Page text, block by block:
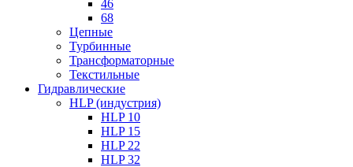
46
68
Цепные
Турбинные
Трансформаторные
Текстильные
Гидравлические
HLP (индустрия)
HLP 10
HLP 15
HLP 22
HLP 32